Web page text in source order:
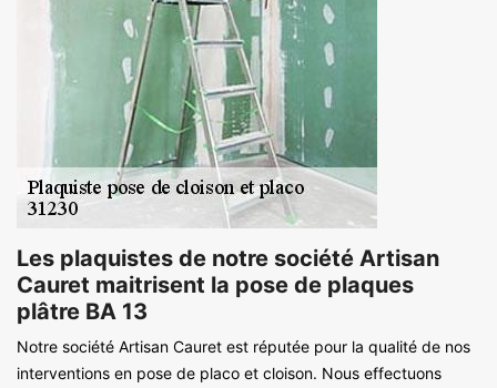
Les plaquistes de notre société Artisan
Cauret maitrisent la pose de plaques
plâtre BA 13
Notre société Artisan Cauret est réputée pour la qualité de nos
interventions en pose de placo et cloison. Nous effectuons